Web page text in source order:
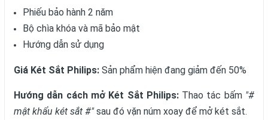
Phiếu bảo hành 2 năm
Bộ chìa khóa và mã bảo mật
Hướng dẫn sử dụng
Giá Két Sắt Philips: Sản phẩm hiện đang giảm đến 50%
Hướng dẫn cách mở Két Sắt Philips:Thao tác bấm "#
mật khẩu két sắt #"sau đó vặn núm xoay để mở két sắt.